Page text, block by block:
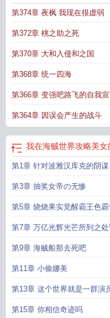
第八区我在海贼世界捡属我在
第374章 夜枫 我现在很虚弱
第372章 桃之助之死
第370章 大和入侵和之国
第368章 统一四海
第366章 变强吧路飞的自我
第364章 因误会产生的战斗
我在海贼世界攻略美女
第1章 针对波雅汉库克的阴谋
第3章 抽奖女帝の无惨
第5章 烧烧果实觉醒霸王色
第7章 万亿光辉光芒所到之处
国土
第9章 海贼船那去死吧
第11章 小偷娜美
第13章 这个世界就是一群演
第15章 你相信奇迹吗